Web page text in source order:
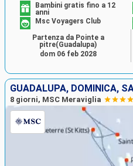
Bambini gratis fino a 12
anni
Msc Voyagers Club
Partenza da Pointe a
pitre(Guadalupa)
dom 06 feb 2028
8 giorni, MSC Meraviglia